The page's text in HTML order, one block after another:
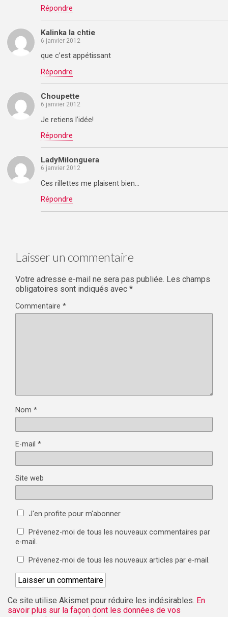
Répondre
Kalinka la chtie
6 janvier 2012
que c’est appétissant
Répondre
Choupette
6 janvier 2012
Je retiens l’idée!
Répondre
LadyMilonguera
6 janvier 2012
Ces rillettes me plaisent bien…
Répondre
Laisser un commentaire
Votre adresse e-mail ne sera pas publiée. Les champs
obligatoires sont indiqués avec *
Commentaire *
Nom *
E-mail *
Site web
J'en profite pour m'abonner
Prévenez-moi de tous les nouveaux commentaires par
e-mail.
Prévenez-moi de tous les nouveaux articles par e-mail.
Ce site utilise Akismet pour réduire les indésirables. En
savoir plus sur la façon dont les données de vos